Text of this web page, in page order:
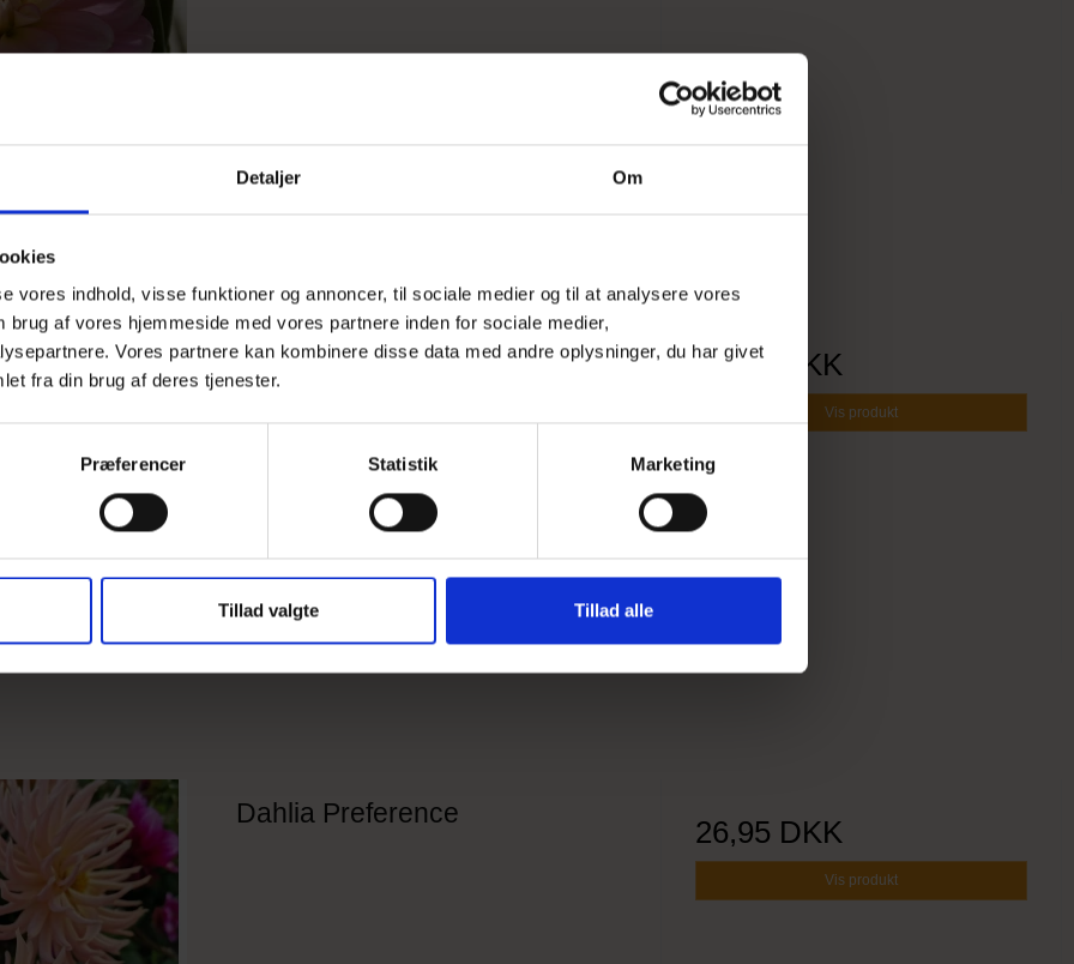
Detaljer Om
vores indhold, visse funktioner og annoncer, til sociale medier og til at analysere vores
brug af vores hjemmeside med vores partnere inden for sociale medier,
Vores partnere kan kombinere disse data med andre oplysninger, du har givet
fra din brug af deres tjenester.
Præferencer Statistik Marketing
Tillad valgte Tillad alle
Dahlia Lipoma
27,95 DKK
Vis produkt
Dahlia Preference
26,95 DKK
Vis produkt